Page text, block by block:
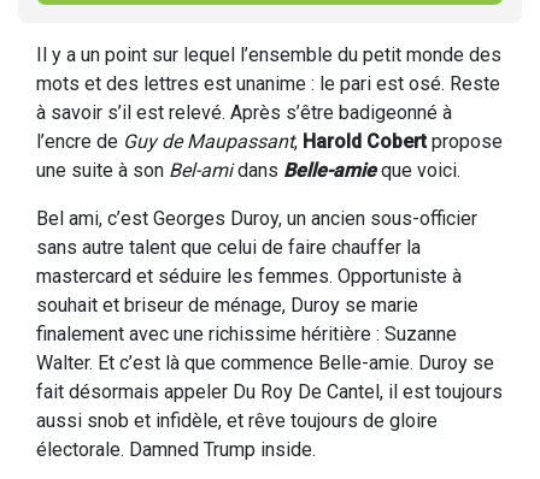
Il y a un point sur lequel l’ensemble du petit monde des
mots et des lettres est unanime : le pari est osé. Reste
à savoir s’il est relevé. Après s’être badigeonné à
l’encre de Guy de Maupassant, Harold Cobertpropose
une suite à son Bel-amidans Belle-amieque voici.
Bel ami, c’est Georges Duroy, un ancien sous-officier
sans autre talent que celui de faire chauffer la
mastercard et séduire les femmes. Opportuniste à
souhait et briseur de ménage, Duroy se marie
finalement avec une richissime héritière : Suzanne
Walter. Et c’est là que commence Belle-amie. Duroy se
fait désormais appeler Du Roy De Cantel, il est toujours
aussi snob et infidèle, et rêve toujours de gloire
électorale. Damned Trump inside.